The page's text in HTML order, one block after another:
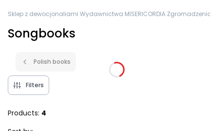
Sklep z dewocjonaliami Wydawnictwa MISERICORDIA Zgromadzenia
Songbooks
Polish books
Filters
Products: 4